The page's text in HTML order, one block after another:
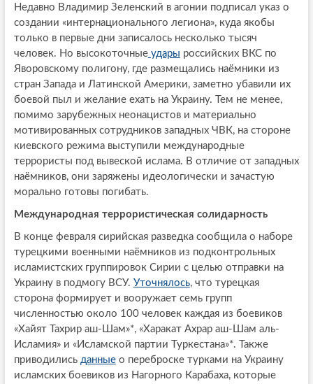
Недавно Владимир Зеленский в агонии подписал указ о
создании «интернационального легиона», куда якобы
только в первые дни записалось несколько тысяч
человек. Но высокоточныеудары российских ВКС по
Яворовскому полигону, где размещались наёмники из
стран Запада и Латинской Америки, заметно убавили их
боевой пыл и желание ехать на Украину. Тем не менее,
помимо зарубежных неонацистов и материально
мотивированных сотрудников западных ЧВК, на стороне
киевского режима выступили международные
террористы под вывеской ислама. В отличие от западных
наёмников, они заряжены идеологически и зачастую
морально готовы погибать.
Международная террористическая солидарность
В конце февраля сирийская разведка сообщила о наборе
турецкими военными наёмников из подконтрольных
исламистских группировок Сирии с целью отправки на
Украину в подмогу ВСУ. Уточнялось, что турецкая
сторона формирует и вооружает семь групп
численностью около 100 человек каждая из боевиков
«Хайят Тахрир аш-Шам»*, «Харакат Ахрар аш-Шам аль-
Исламия» и «Исламской партии Туркестана»*. Также
приводились данныео переброске турками на Украину
исламских боевиков из Нагорного Карабаха, которые